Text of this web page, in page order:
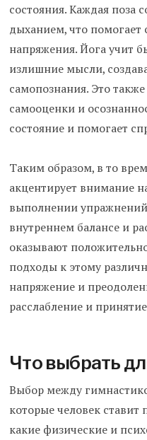
состояния. Каждая поза
дыханием, что помогает
напряжения. Йога учит
излишние мысли,
самопознания. Это
самооценки и
состояние и помогает
Таким образом, в то
акцентирует внимание
выполнении
внутреннем балансе и
оказывают
подходы к этому
напряжение и
расслабление и
Что выбрать
Выбор между
которые человек ставит
какие физические и